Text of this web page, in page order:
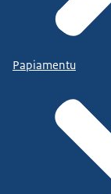
Papiamentu